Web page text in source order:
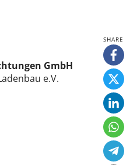
GmbH
e.V.